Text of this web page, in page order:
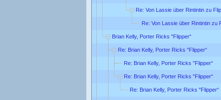
Re: Von Lassie über Rintintin zu
Re: Von Lassie über Rintintin zu
Brian Kelly, Porter Ricks "Flipper“
Re: Brian Kelly, Porter Ricks "Flipper“
Re: Brian Kelly, Porter Ricks "Flipper“
Re: Brian Kelly, Porter Ricks "Flipper“
Re: Brian Kelly, Porter Ricks "Flipper“